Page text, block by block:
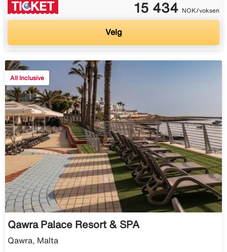
15 434 NOK/voksen
Velg
All Inclusive
Qawra Palace Resort & SPA
Qawra, Malta